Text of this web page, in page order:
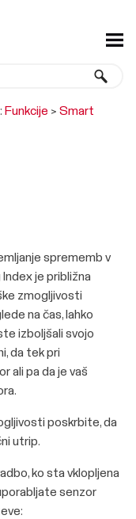
Funkcije >Smart
sprememb v
je približna
zmogljivosti
na čas, lahko
izboljšali svojo
da tek pri
ali pa da je vaš
poskrbite, da
utrip.
ko sta vklopljena
senzor